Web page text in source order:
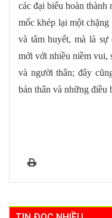
các đại biểu hoàn thành
mốc khép lại một
và tâm huyết, mà là sự
mới với nhiều niềm vui,
và người thân; đây
bản thân và những